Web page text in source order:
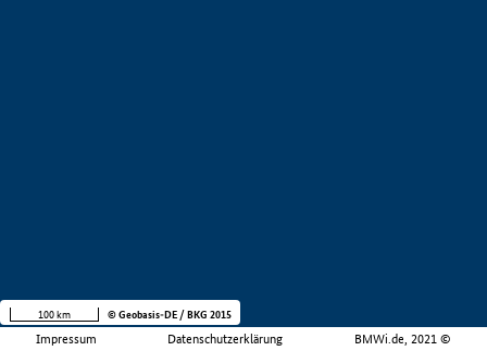
Impressum Datenschutzerklärung BMWi.de, 2021 ©
100 km © Geobasis-DE / BKG 2015